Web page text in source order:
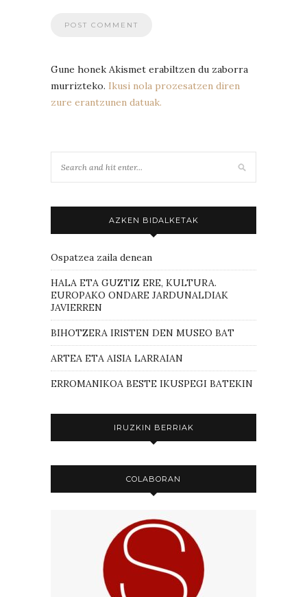
Gune honek Akismet erabiltzen du zaborra
murrizteko. Ikusi nola prozesatzen diren
zure erantzunen datuak.
AZKEN BIDALKETAK
Ospatzea zaila denean
HALA ETA GUZTIZ ERE, KULTURA.
EUROPAKO ONDARE JARDUNALDIAK
JAVIERREN
BIHOTZERA IRISTEN DEN MUSEO BAT
ARTEA ETA AISIA LARRAIAN
ERROMANIKOA BESTE IKUSPEGI BATEKIN
IRUZKIN BERRIAK
COLABORAN